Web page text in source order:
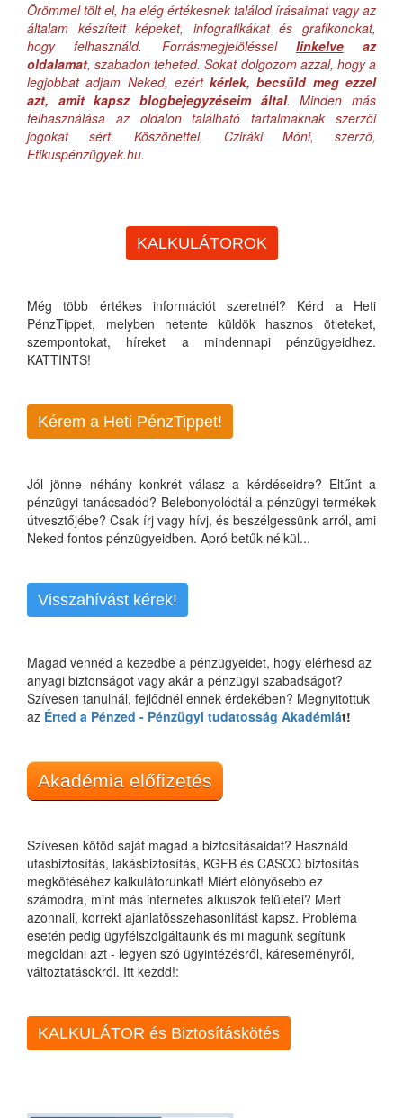
Örömmel tölt el, ha elég értékesnek találod írásaimat vagy az
általam készített képeket, infografikákat és grafikonokat,
hogy felhasználd. Forrásmegjelöléssel linkelveaz
oldalamat, szabadon teheted. Sokat dolgozom azzal, hogy a
legjobbat adjam Neked, ezértkérlek, becsüld meg ezzel
azt, amit kapsz blogbejegyzéseim által. Minden más
felhasználása az oldalon található tartalmaknak szerzői
jogokat sért. Köszönettel, Cziráki Móni, szerző,
Etikuspénzügyek.hu.
KALKULÁTOROK
Még több értékes információt szeretnél? Kérd a Heti
PénzTippet, melyben hetente küldök hasznos ötleteket,
szempontokat, híreket a mindennapi pénzügyeidhez.
KATTINTS!
Kérem a Heti PénzTippet!
Jól jönne néhány konkrét válasz a kérdéseidre? Eltűnt a
pénzügyi tanácsadód? Belebonyolódtál a pénzügyi termékek
útvesztőjébe? Csak írj vagy hívj, és beszélgessünk arról, ami
Neked fontos pénzügyeidben. Apró betűk nélkül...
Visszahívást kérek!
Magad vennéd a kezedbe a pénzügyeidet, hogy elérhesd az
anyagi biztonságot vagy akár a pénzügyi szabadságot?
Szívesen tanulnál, fejlődnél ennek érdekében? Megnyitottuk
az Érted a Pénzed - Pénzügyi tudatosság Akadémiát!
Akadémia előfizetés
Szívesen kötöd saját magad a biztosításaidat? Használd
utasbiztosítás, lakásbiztosítás, KGFB és CASCO biztosítás
megkötéséhez kalkulátorunkat! Miért előnyösebb ez
számodra, mint más internetes alkuszok felületei? Mert
azonnali, korrekt ajánlatösszehasonlítást kapsz. Probléma
esetén pedig ügyfélszolgáltaunk és mi magunk segítünk
megoldani azt - legyen szó ügyintézésről, káreseményről,
változtatásokról. Itt kezdd!:
KALKULÁTOR és Biztosításkötés